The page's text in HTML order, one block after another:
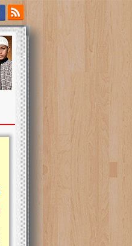
slide
slide
Open Donasi Wakaf
Rumah Qur'an & TK Islam
Najjah di Jonggol